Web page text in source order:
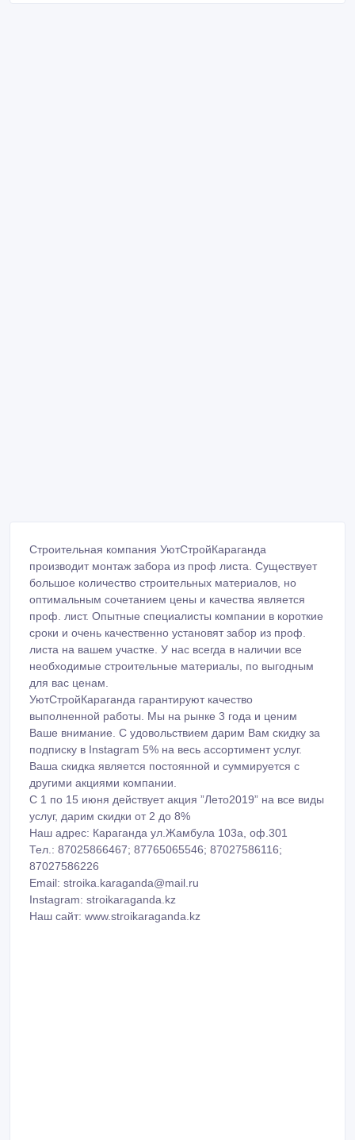
Строительная компания УютСтройКараганда
производит монтаж забора из проф листа. Существует
большое количество строительных материалов, но
оптимальным сочетанием цены и качества является
проф. лист. Опытные специалисты компании в короткие
сроки и очень качественно установят забор из проф.
листа на вашем участке. У нас всегда в наличии все
необходимые строительные материалы, по выгодным
для вас ценам.
УютСтройКараганда гарантируют качество
выполненной работы. Мы на рынке 3 года и ценим
Ваше внимание. С удовольствием дарим Вам скидку за
подписку в Instagram 5% на весь ассортимент услуг.
Ваша скидка является постоянной и суммируется с
другими акциями компании.
С 1 по 15 июня действует акция ”Лето2019” на все виды
услуг, дарим скидки от 2 до 8%
Наш адрес: Караганда ул.Жамбула 103а, оф.301
Тел.: 87025866467; 87765065546; 87027586116;
87027586226
Email: stroika.karaganda@mail.ru
Instagram: stroikaraganda.kz
Наш сайт: www.stroikaraganda.kz